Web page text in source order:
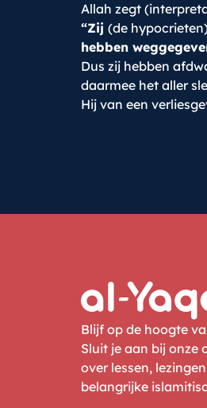
Allah zegt
“Zij (de
hebben
Dus zij hebben
daarmee het aller
Hij van een
Blijf op de hoogte
Sluit je aan bij onze
over lessen,
belangrijke